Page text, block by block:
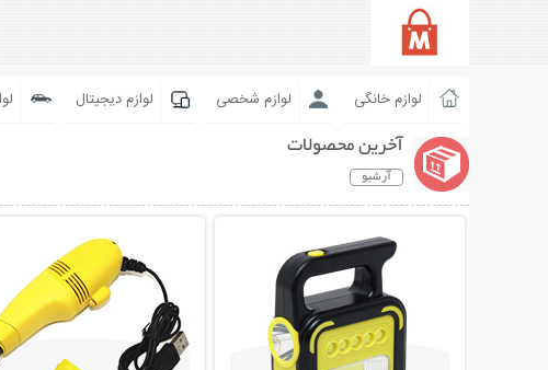
لوازم خانگی لوازم شخصی لوازم دیجیتال
آخرین محصولات
آرشیو